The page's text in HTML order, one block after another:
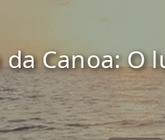
da Canoa: O